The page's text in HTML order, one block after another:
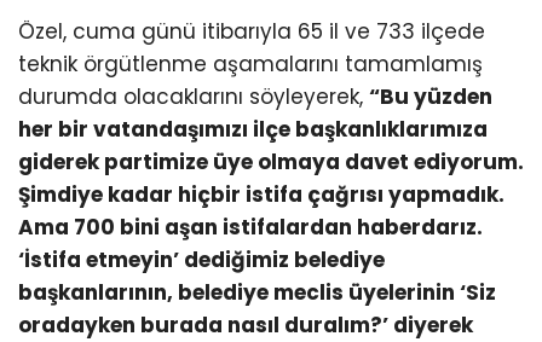
Özel, cuma günü itibarıyla 65 il ve 733 ilçede
teknik örgütlenme aşamalarını tamamlamış
durumda olacaklarını söyleyerek, “Bu yüzden
her bir vatandaşımızı ilçe başkanlıklarımıza
giderek partimize üye olmaya davet ediyorum.
Şimdiye kadar hiçbir istifa çağrısı yapmadık.
Ama 700 bini aşan istifalardan haberdarız.
‘İstifa etmeyin’ dediğimiz belediye
başkanlarının, belediye meclis üyelerinin ‘Siz
oradayken burada nasıl duralım?’ diyerek